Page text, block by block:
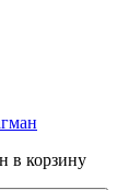
в корзину